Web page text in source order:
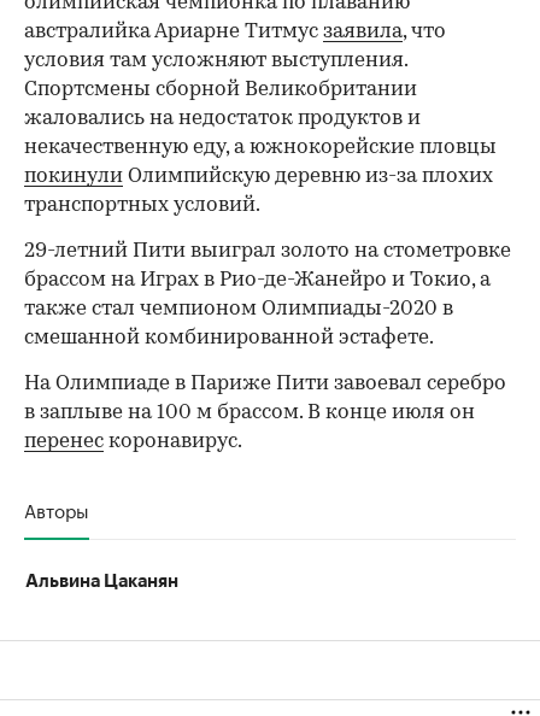
00:00 / 00:00
австралийка Ариарне Титмус заявила, что
условия там усложняют выступления.
Спортсмены сборной Великобритании
жаловались на недостаток продуктов и
некачественную еду, а южнокорейские пловцы
покинули Олимпийскую деревню из-за плохих
транспортных условий.
29-летний Пити выиграл золото на стометровке
брассом на Играх в Рио-де-Жанейро и Токио, а
также стал чемпионом Олимпиады-2020 в
смешанной комбинированной эстафете.
На Олимпиаде в Париже Пити завоевал серебро
в заплыве на 100 м брассом. В конце июля он
перенес коронавирус.
Авторы
Альвина Цаканян